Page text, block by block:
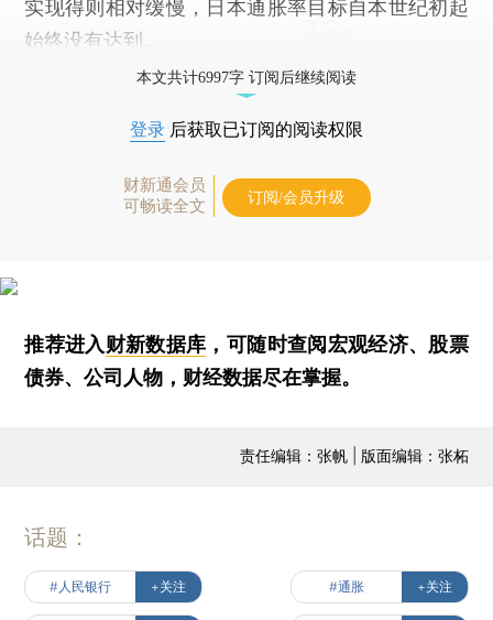
实现得则相对缓慢，日本通胀率目标自本世纪初起
始终没有达到。
本文共计6997字 订阅后继续阅读
登录 后获取已订阅的阅读权限
财新通会员
可畅读全文
订阅/会员升级
推荐进入财新数据库 ，可随时查阅宏观经济、股票
债券、公司人物，财经数据尽在掌握。
责任编辑：张帆 | 版面编辑：张柘
话题：
#人民银行 +关注 #通胀 +关注